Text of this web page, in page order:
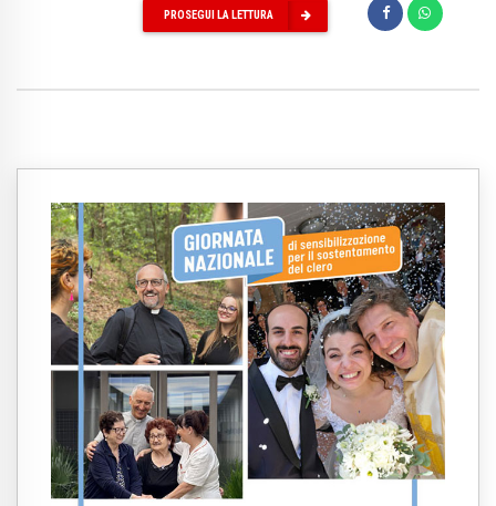
PROSEGUI LA LETTURA